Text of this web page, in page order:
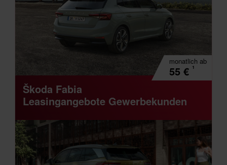
monatlich ab
55 € ¹
Škoda Fabia
Leasingangebote Gewerbekunden